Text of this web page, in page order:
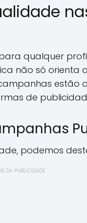
qualquer
não só orienta
estão
de
podemos
DA PUBLICIDADE